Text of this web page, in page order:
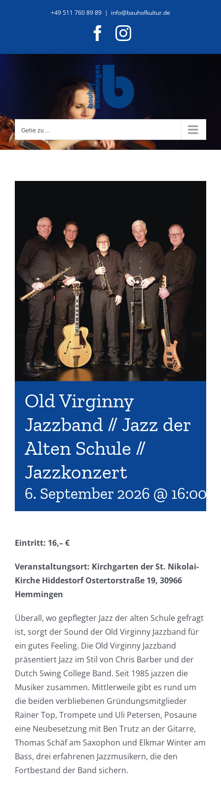
+49 511 760 89 89 | info@bauhofkultur.de
Facebook
Instagram
Gehe zu ...
Old Virginny
Jazzband // Jazz der
Alten Schule //
Jazzkonzert
6. September 2026 @ 16:00
Eintritt: 16,– €
Veranstaltungsort: Kirchgarten der St. Nikolai-
Kirche Hiddestorf Ostertorstraße 19, 30966
Hemmingen
Überall, wo gepflegter Jazz der alten Schule gefragt
ist, sorgt der Sound der Old Virginny Jazzband für
ein gutes Feeling. Die Old Virginny Jazzband
präsentiert Jazz im Stil von Chris Barber und der
Dutch Swing College Band. Seit 1985 jazzen die
Musiker zusammen. Mittlerweile gibt es rund um
die beiden verbliebenen Gründungsmitglieder
Rainer Top, Trompete und Uli Petersen, Posaune
eine Neubesetzung mit Ben Trutz an der Gitarre,
Thomas Schäf am Saxophon und Elkmar Winter am
Bass, drei erfahrenen Jazzmusikern, die den
Fortbestand der Band sichern.